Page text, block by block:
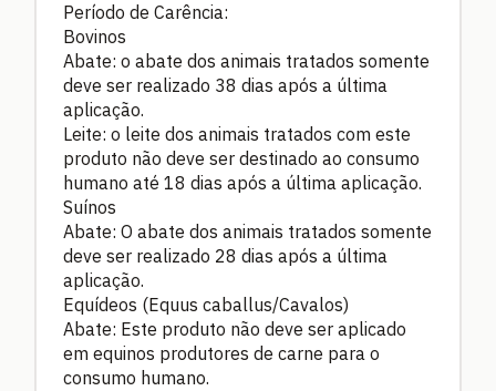
Período de Carência:
Bovinos
Abate: o abate dos animais tratados somente
deve ser realizado 38 dias após a última
aplicação.
Leite: o leite dos animais tratados com este
produto não deve ser destinado ao consumo
humano até 18 dias após a última aplicação.
Suínos
Abate: O abate dos animais tratados somente
deve ser realizado 28 dias após a última
aplicação.
Equídeos (Equus caballus/Cavalos)
Abate: Este produto não deve ser aplicado
em equinos produtores de carne para o
consumo humano.